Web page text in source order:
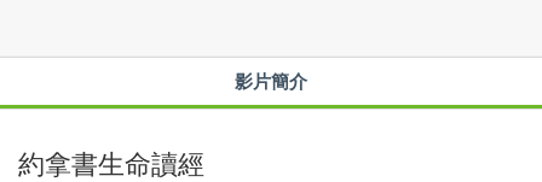
影片簡介
約拿書生命讀經